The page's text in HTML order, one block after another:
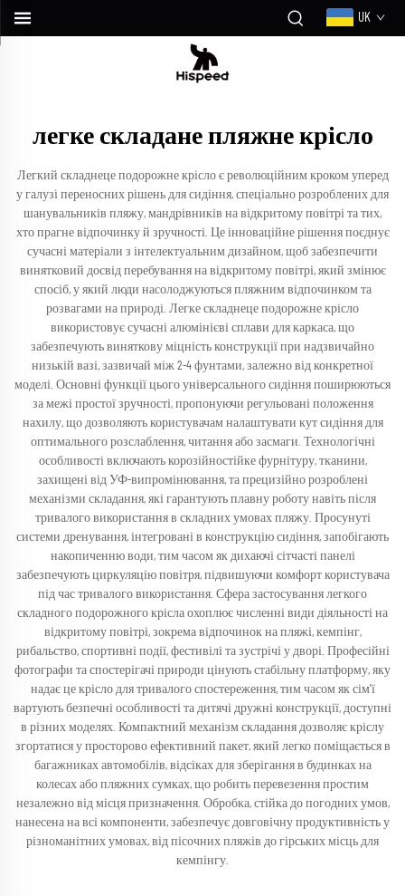
UK
легке складане пляжне крісло
Легкий складнеце подорожне крісло є революційним кроком уперед
у галузі переносних рішень для сидіння, спеціально розроблених для
шанувальників пляжу, мандрівників на відкритому повітрі та тих,
хто прагне відпочинку й зручності. Це інноваційне рішення поєднує
сучасні матеріали з інтелектуальним дизайном, щоб забезпечити
винятковий досвід перебування на відкритому повітрі, який змінює
спосіб, у який люди насолоджуються пляжним відпочинком та
розвагами на природі. Легке складнеце подорожне крісло
використовує сучасні алюмінієві сплави для каркаса, що
забезпечують виняткову міцність конструкції при надзвичайно
низькій вазі, зазвичай між 2-4 фунтами, залежно від конкретної
моделі. Основні функції цього універсального сидіння поширюються
за межі простої зручності, пропонуючи регульовані положення
нахилу, що дозволяють користувачам налаштувати кут сидіння для
оптимального розслаблення, читання або засмаги. Технологічні
особливості включають корозійностійке фурнітуру, тканини,
захищені від УФ-випромінювання, та прецизійно розроблені
механізми складання, які гарантують плавну роботу навіть після
тривалого використання в складних умовах пляжу. Просунуті
системи дренування, інтегровані в конструкцію сидіння, запобігають
накопиченню води, тим часом як дихаючі сітчасті панелі
забезпечують циркуляцію повітря, підвишуючи комфорт користувача
під час тривалого використання. Сфера застосування легкого
складного подорожного крісла охоплює численні види діяльності на
відкритому повітрі, зокрема відпочинок на пляжі, кемпінг,
рибальство, спортивні події, фестивілі та зустрічі у дворі. Професійні
фотографи та спостерігачі природи цінують стабільну платформу, яку
надає це крісло для тривалого спостереження, тим часом як сім'ї
вартують безпечні особливості та дитячі дружні конструкції, доступні
в різних моделях. Компактний механізм складання дозволяє кріслу
згортатися у просторово ефективний пакет, який легко поміщається в
багажниках автомобілів, відсіках для зберігання в будинках на
колесах або пляжних сумках, що робить перевезення простим
незалежно від місця призначення. Обробка, стійка до погодних умов,
нанесена на всі компоненти, забезпечує довговічну продуктивність у
різноманітних умовах, від пісочних пляжів до гірських місць для
кемпінгу.